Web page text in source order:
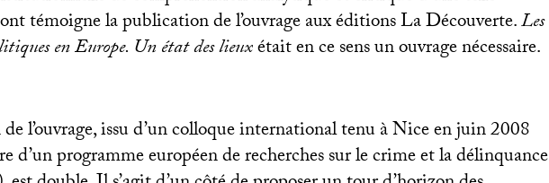
témoigne la publication de l’ouvrage aux éditions La Découverte.Les
en Europe. Un état des lieuxétait en ce sens un ouvrage nécessaire.
l’ouvrage, issu d’un colloque international tenu à Nice en juin 2008
d’un programme européen de recherches sur le crime et la délinquance